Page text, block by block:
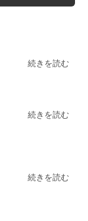
続きを読む
続きを読む
続きを読む